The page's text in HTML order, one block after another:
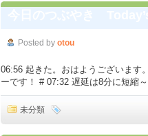
Posted by otou
06:56 起きた。おはようございます
ーです！ # 07:32 遅延は8分に短縮
未分類